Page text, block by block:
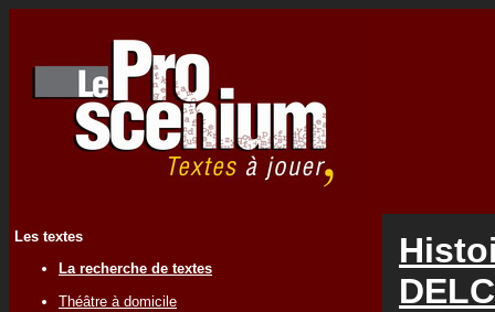
Les textes
La recherche de textes
Théâtre à domicile